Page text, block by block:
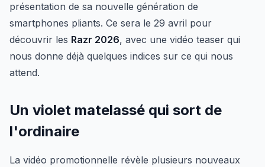
présentation de sa nouvelle génération de
smartphones pliants. Ce sera le 29 avril pour
découvrir les Razr 2026, avec une vidéo teaser qui
nous donne déjà quelques indices sur ce qui nous
attend.
Un violet matelassé qui sort de
l'ordinaire
La vidéo promotionnelle révèle plusieurs nouveaux